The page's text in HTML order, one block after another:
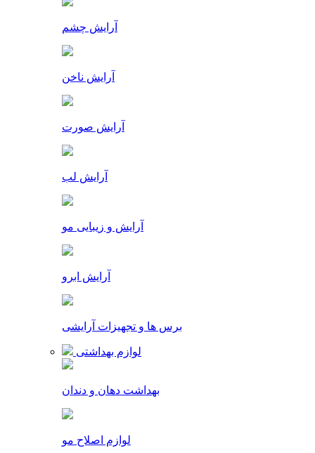
آرایش چشم
آرایش ناخن
آرایش صورت
آرایش لب
آرایش و زیبایی مو
آرایش ابرو
برس ها و تجهیزات آرایشی
لوازم بهداشتی
بهداشت دهان و دندان
لوازم اصلاح مو